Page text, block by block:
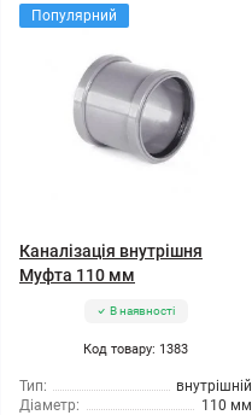
Популярний
Каналізація внутрішня
Муфта 110 мм
В наявності
Код товару: 1383
Тип:
внутрішній
Діаметр:
110 мм